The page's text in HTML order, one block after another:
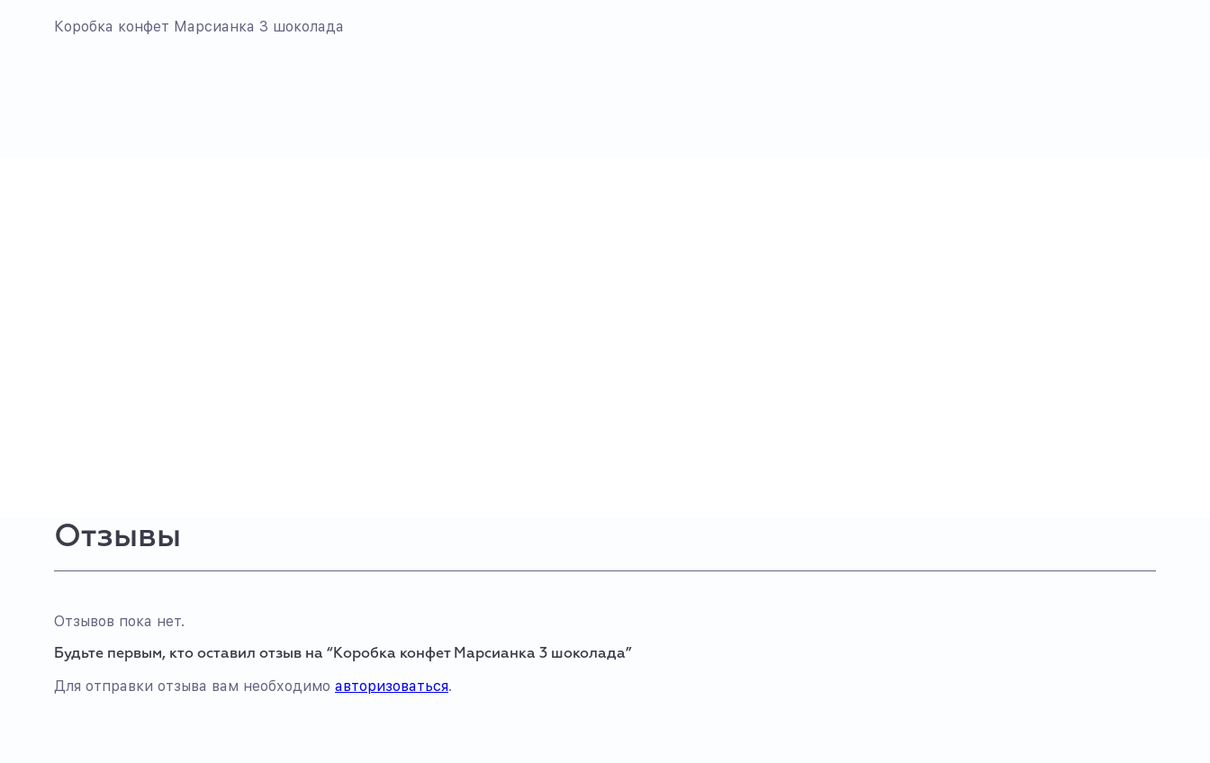
Коробка конфет Марсианка 3 шоколада
Отзывы
Отзывов пока нет.
Будьте первым, кто оставил отзыв на “Коробка конфет Марсианка 3 шоколада”
Для отправки отзыва вам необходимо авторизоваться.